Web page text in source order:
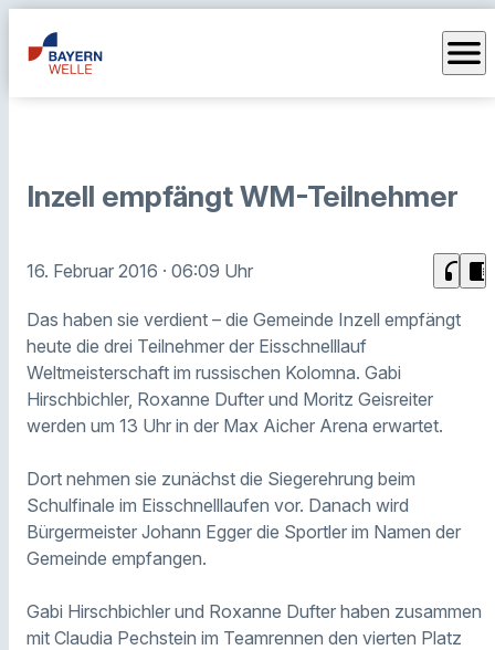
menu
Inzell empfängt WM-Teilnehmer
16. Februar 2016 · 06:09 Uhr headphones chrome_reader_mode
Das haben sie verdient – die Gemeinde Inzell empfängt
heute die drei Teilnehmer der Eisschnelllauf
Weltmeisterschaft im russischen Kolomna. Gabi
Hirschbichler, Roxanne Dufter und Moritz Geisreiter
werden um 13 Uhr in der Max Aicher Arena erwartet.
Dort nehmen sie zunächst die Siegerehrung beim
Schulfinale im Eisschnelllaufen vor. Danach wird
Bürgermeister Johann Egger die Sportler im Namen der
Gemeinde empfangen.
Gabi Hirschbichler und Roxanne Dufter haben zusammen
mit Claudia Pechstein im Teamrennen den vierten Platz